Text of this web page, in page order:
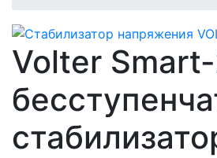
Volter